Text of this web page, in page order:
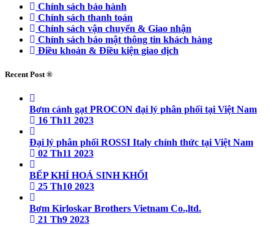
Chính sách bảo hành
Chính sách thanh toán
Chính sách vận chuyển & Giao nhận
Chính sách bảo mật thông tin khách hàng
Điều khoản & Điều kiện giao dịch
Recent Post ®
Bơm cánh gạt PROCON đại lý phân phối tại Việt Nam
16 Th11 2023
Đại lý phân phối ROSSI Italy chính thức tại Việt Nam
02 Th11 2023
BẾP KHÍ HOÁ SINH KHỐI
25 Th10 2023
Bơm Kirloskar Brothers Vietnam Co.,ltd.
21 Th9 2023